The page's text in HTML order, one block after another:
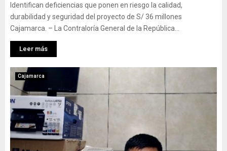
Identifican deficiencias que ponen en riesgo la calidad,
durabilidad y seguridad del proyecto de S/ 36 millones
Cajamarca. – La Contraloría General de la República...
Leer más
Cajamarca